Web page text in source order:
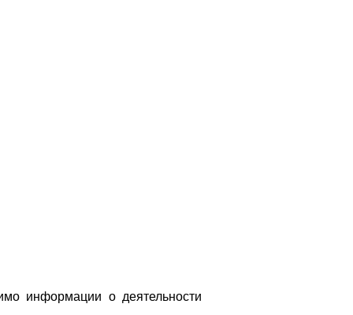
информации о деятельности